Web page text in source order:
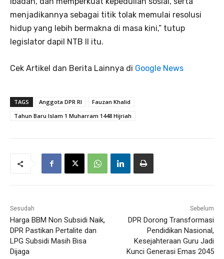
menjadikannya sebagai titik tolak memulai resolusi
hidup yang lebih bermakna di masa kini,” tutup
legislator dapil NTB II itu.
Cek Artikel dan Berita Lainnya di Google News
TAGS Anggota DPR RI
Fauzan Khalid
Tahun Baru Islam 1 Muharram 1448 Hijriah
Sesudah
Harga BBM Non Subsidi Naik,
DPR Pastikan Pertalite dan
LPG Subsidi Masih Bisa
Dijaga
Sebelum
DPR Dorong Transformasi
Pendidikan Nasional,
Kesejahteraan Guru Jadi
Kunci Generasi Emas 2045